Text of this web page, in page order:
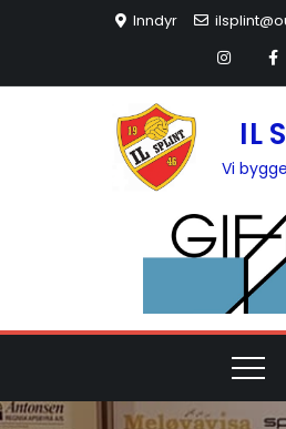
Inndyr
IL
Vi